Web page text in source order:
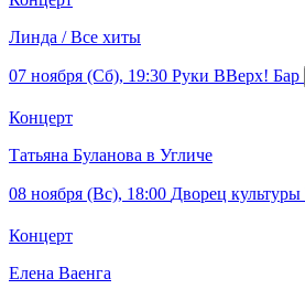
Линда / Все хиты
07 ноября (Сб), 19:30 Руки ВВерх! Бар
Концерт
Татьяна Буланова в Угличе
08 ноября (Вс), 18:00 Дворец
Концерт
Елена Ваенга